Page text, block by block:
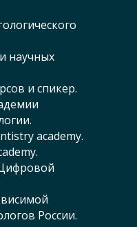
научных
и спикер.
academy.
России.